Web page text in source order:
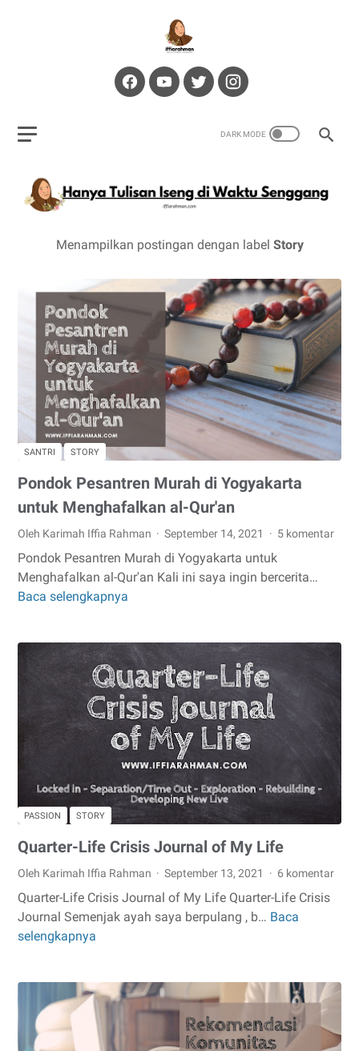
Menampilkan postingan dengan label Story
SANTRI STORY
Pondok Pesantren Murah di Yogyakarta
untuk Menghafalkan al-Qur'an
Oleh Karimah Iffia Rahman September 14, 2021 5 komentar
Pondok Pesantren Murah di Yogyakarta untuk
Menghafalkan al-Qur'an Kali ini saya ingin bercerita…
Baca selengkapnya
di
Yogyakarta
untuk
Menghafalkan
al-
Qur'an
PASSION STORY
Quarter-Life Crisis Journal of My Life
Oleh Karimah Iffia Rahman September 13, 2021 6 komentar
Quarter-Life Crisis Journal of My Life Quarter-Life Crisis
Journal Semenjak ayah saya berpulang , b… Baca
selengkapnya
Quarter-
of
Life